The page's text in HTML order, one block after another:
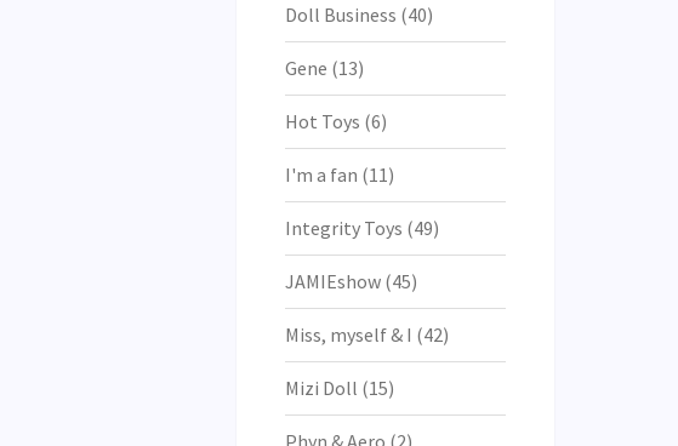
Doll Business (40)
Gene (13)
Hot Toys (6)
I'm a fan (11)
Integrity Toys (49)
JAMIEshow(45)
Miss, myself & I (42)
Mizi Doll (15)
Phyn & Aero (2)